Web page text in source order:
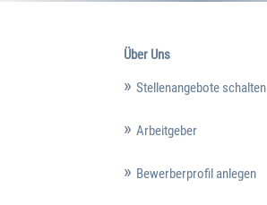
Über Uns
Stellenangebote schalten
Arbeitgeber
Bewerberprofil anlegen